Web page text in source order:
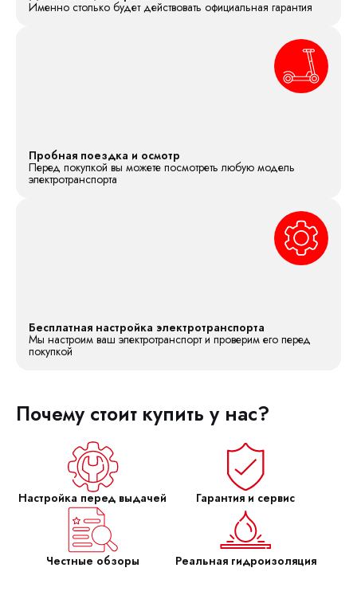
Именно столько будет действовать официальная гарантия
Пробная поездка и осмотр
Перед покупкой вы можете посмотреть любую модель
электротранспорта
Бесплатная настройка электротранспорта
Мы настроим ваш электротранспорт и проверим его перед
покупкой
Почему стоит купить у нас?
Настройка перед выдачей Гарантия и сервис
Честные обзоры Реальная гидроизоляция